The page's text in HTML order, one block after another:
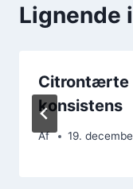
Lignende
Citrontærte
konsistens
Af 19.